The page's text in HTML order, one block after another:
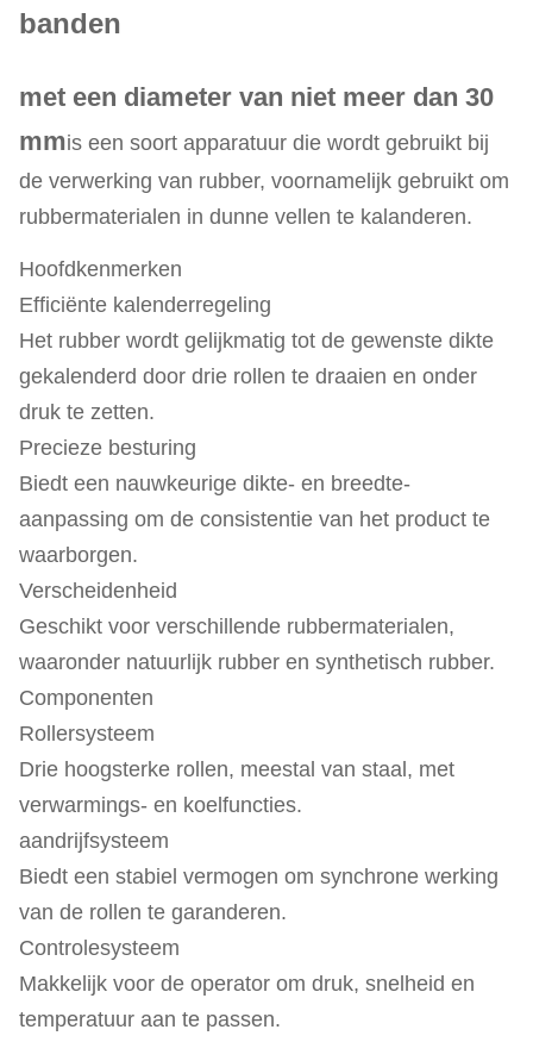
banden
met een diameter van niet meer dan 30
mmis een soort apparatuur die wordt gebruikt bij
de verwerking van rubber, voornamelijk gebruikt om
rubbermaterialen in dunne vellen te kalanderen.
Hoofdkenmerken
Efficiënte kalenderregeling
Het rubber wordt gelijkmatig tot de gewenste dikte
gekalenderd door drie rollen te draaien en onder
druk te zetten.
Precieze besturing
Biedt een nauwkeurige dikte- en breedte-
aanpassing om de consistentie van het product te
waarborgen.
Verscheidenheid
Geschikt voor verschillende rubbermaterialen,
waaronder natuurlijk rubber en synthetisch rubber.
Componenten
Rollersysteem
Drie hoogsterke rollen, meestal van staal, met
verwarmings- en koelfuncties.
aandrijfsysteem
Biedt een stabiel vermogen om synchrone werking
van de rollen te garanderen.
Controlesysteem
Makkelijk voor de operator om druk, snelheid en
temperatuur aan te passen.